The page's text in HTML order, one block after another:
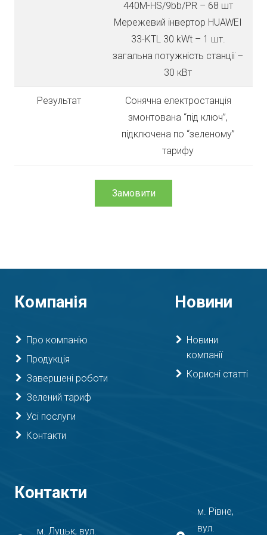
440M-HS/9bb/PR – 68 шт
Мережевий інвертор HUAWEI
33-KTL 30 kWt – 1 шт.
загальна потужність станції –
30 кВт
Результат
Сонячна електростанція
змонтована “під ключ”,
підключена по “зеленому”
тарифу
Замовити
Компанія
Про компанію
Продукція
Завершені роботи
Зелений тариф
Усі послуги
Контакти
Новини
Новини
компанії
Корисні статті
Контакти
м. Луцьк, вул.
м. Рівне,
вул.